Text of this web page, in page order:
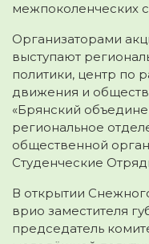
межпоколенческих
Организаторами
выступают
политики, центр по
движения и
«Брянский
региональное
общественной
Студенческие
В открытии
врио заместителя
председатель